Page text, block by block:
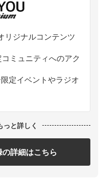
リジナルコンテンツ
ミュニティへのアク
定イベントやラジオ
っと詳しく
詳細はこちら